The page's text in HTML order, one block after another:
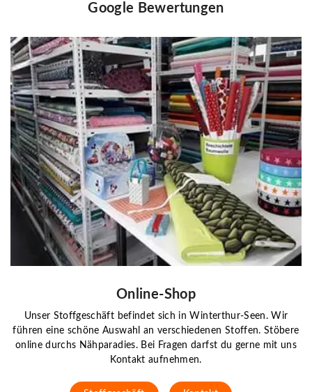
Google Bewertungen
Online-Shop
Unser Stoffgeschäft befindet sich in Winterthur-Seen. Wir
führen eine schöne Auswahl an verschiedenen Stoffen. Stöbere
online durchs Nähparadies. Bei Fragen darfst du gerne mit uns
Kontakt aufnehmen.